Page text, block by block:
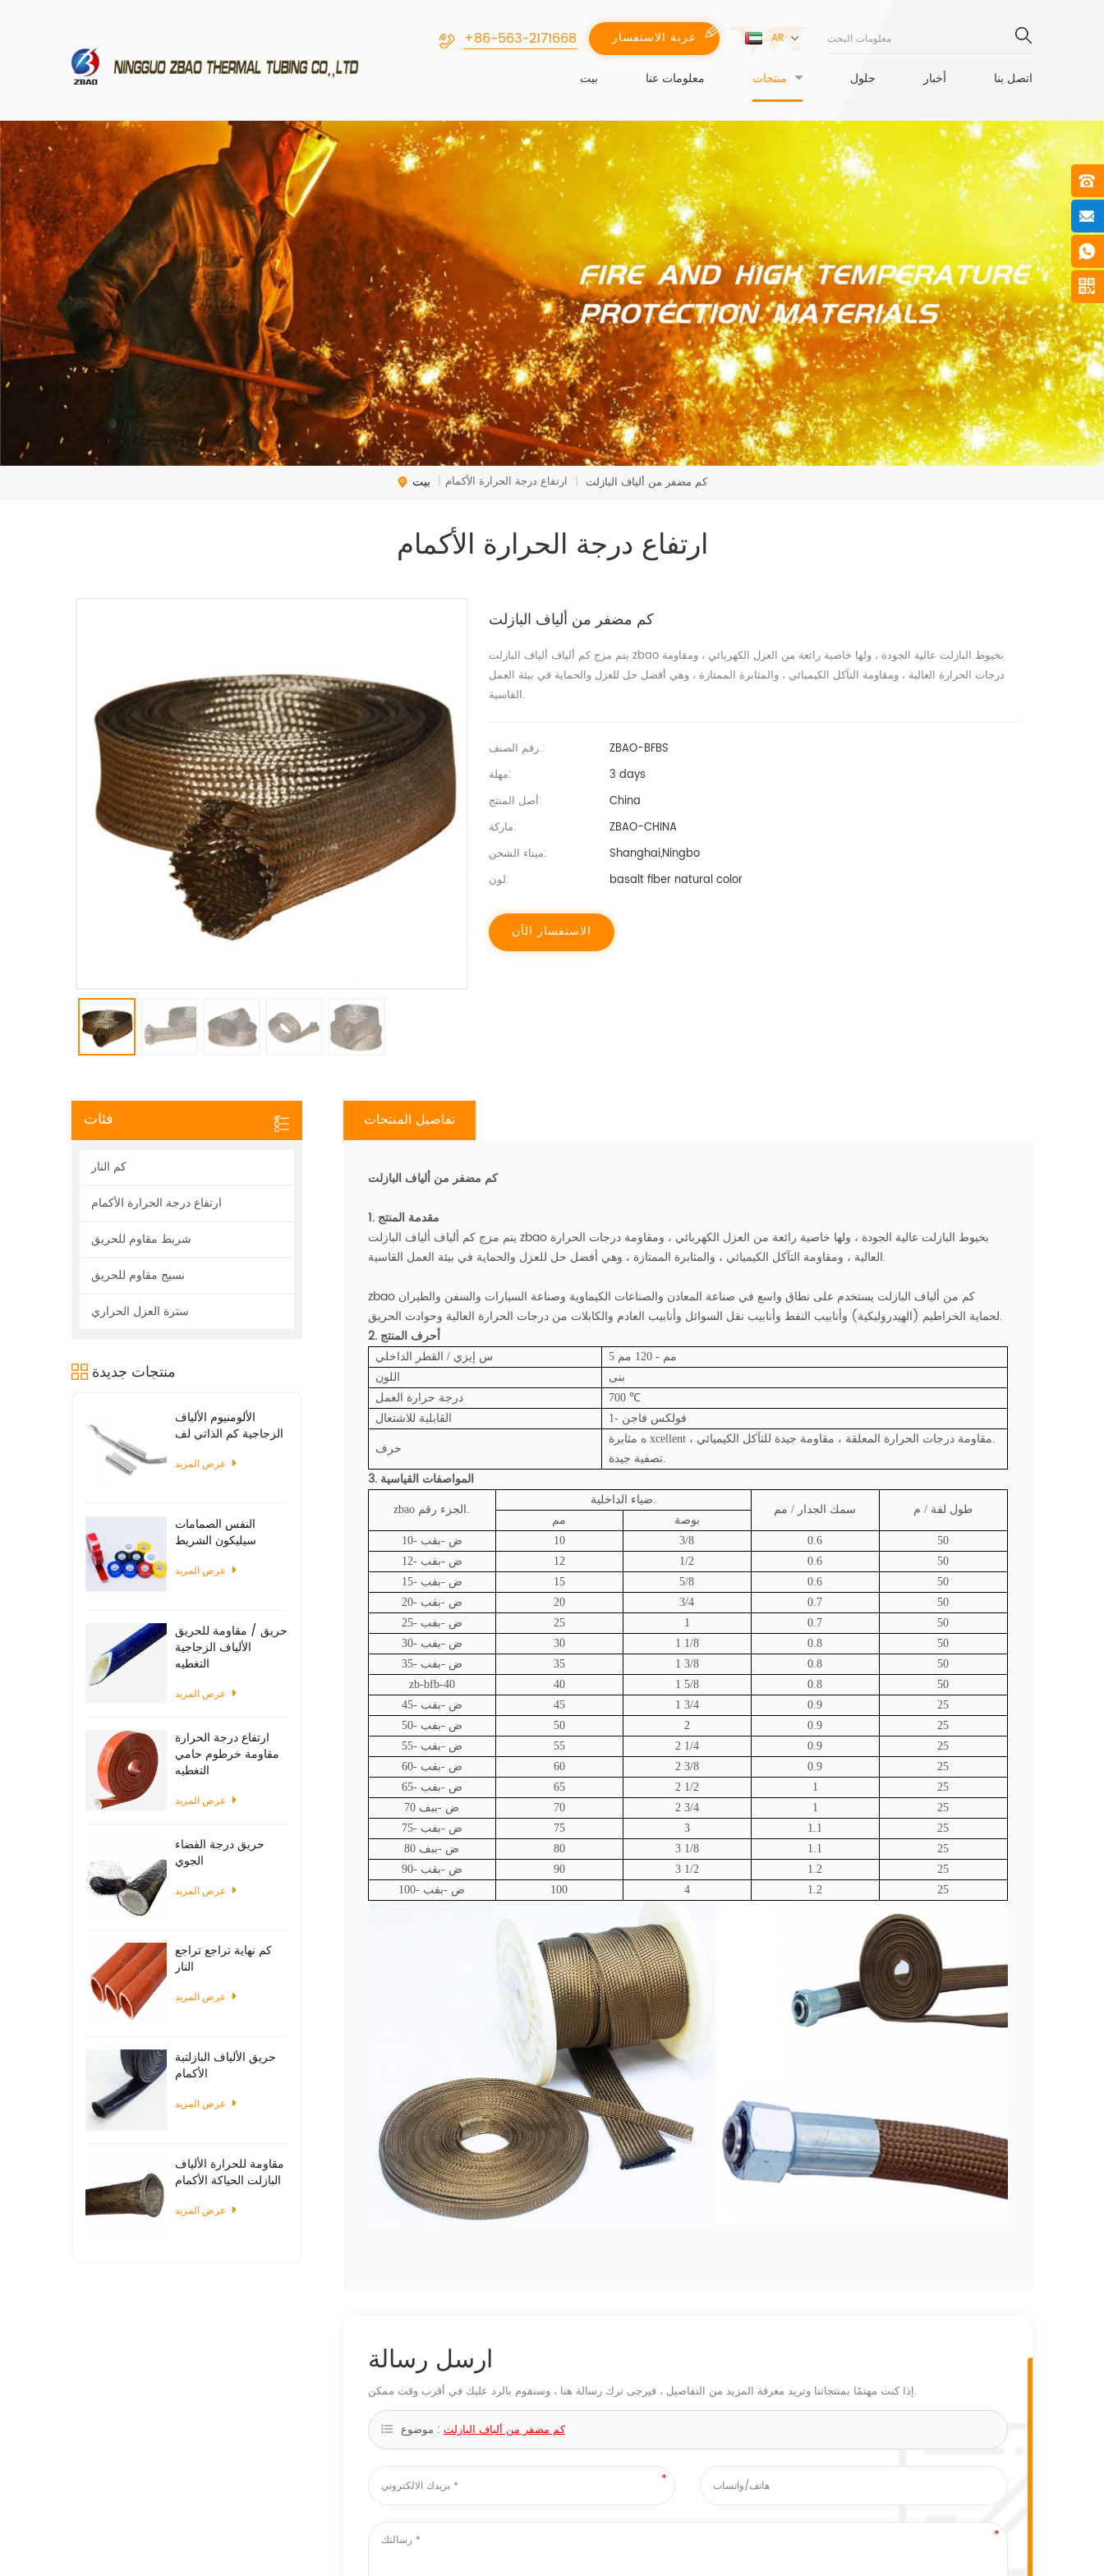
AR عربة الاستفسار +86-563-2171668
بيت معلومات عنا منتجات حلول أخبار اتصل بنا
بيت | ارتفاع درجة الحرارة الأكمام | كم مضفر من ألياف البازلت
ارتفاع درجة الحرارة الأكمام
كم مضفر من ألياف البازلت
يتم مزج كم ألياف ألياف البازلت zbao بخيوط البازلت عالية الجودة ، ولها خاصية رائعة من العزل الكهربائي ، ومقاومة
درجات الحرارة العالية ، ومقاومة التآكل الكيميائي ، والمثابرة الممتازة ، وهي أفضل حل للعزل والحماية في بيئة العمل
القاسية.
رقم الصنف.:
ZBAO-BFBS
مهلة:
3 days
أصل المنتج:
China
ماركة:
ZBAO-CHINA
ميناء الشحن:
Shanghai,Ningbo
لون:
basalt fiber natural color
الاستفسار الآن
تفاصيل المنتجات
كم مضفر من ألياف البازلت
1. مقدمة المنتج
يتم مزج كم ألياف ألياف البازلت zbao بخيوط البازلت عالية الجودة ، ولها خاصية رائعة من العزل الكهربائي ، ومقاومة درجات الحرارة
العالية ، ومقاومة التآكل الكيميائي ، والمثابرة الممتازة ، وهي أفضل حل للعزل والحماية في بيئة العمل القاسية.
zbao كم من ألياف البازلت يستخدم على نطاق واسع في صناعة المعادن والصناعات الكيماوية وصناعة السيارات والسفن والطيران
لحماية الخراطيم (الهيدروليكية) وأنابيب النفط وأنابيب نقل السوائل وأنابيب العادم والكابلات من درجات الحرارة العالية وحوادث الحريق.
2. أحرف المنتج
س إيزي / القطر الداخلي
5 مم - 120 مم
اللون
بنى
درجة حرارة العمل
700 ℃
القابلية للاشتعال
فولكس فاجن -1
حرف
ه
مثابرة xcellent ، مقاومة درجات الحرارة المعلقة ، مقاومة جيدة للتآكل الكيميائي.
تصفية جيدة.
3. المواصفات القياسية
zbao الجزء رقم.
ضياء الداخلية.
سمك الجدار / مم
طول لفة / م
مم
بوصة
ض -بفب -10 10 3/8 0.6
50
ض -بفب -12 12 1/2 0.6
50
ض -بفب -15 15 5/8 0.6
50
ض -بفب -20 20 3/4 0.7
50
ض -بفب -25 25 1 0.7
50
ض -بفب -30 30 1 1/8 0.8
50
ض -بفب -35 35 1 3/8 0.8
50
zb-bfb-40
40 1 5/8 0.8
50
ض -بفب -45 45 1 3/4 0.9
25
ض -بفب -50 50 2 0.9
25
ض -بفب -55 55 2 1/4 0.9
25
ض -بفب -60 60 2 3/8 0.9
25
ض -بفب -65 65 2 1/2 1
25
ض -ببف 70 70 2 3/4 1
25
ض -بفب -75 75 3 1.1
25
ض -ببف 80 80 3 1/8 1.1
25
ض -بفب -90 90 3 1/2 1.2
25
ض -بفب -100 100 4 1.2 25
ارسل رسالة
إذا كنت مهتمًا بمنتجاتنا وتريد معرفة المزيد من التفاصيل ، فيرجى ترك رسالة هنا ، وسنقوم بالرد عليك في أقرب وقت ممكن.
موضوع :كم مضفر من ألياف البازلت
فئات
كم النار
ارتفاع درجة الحرارة الأكمام
شريط مقاوم للحريق
نسيج مقاوم للحريق
سترة العزل الحراري
منتجات جديدة
الألومنيوم الألياف
الزجاجية كم الذاتي لف
عرض المزيد
النفس الصمامات
سيليكون الشريط
عرض المزيد
حريق / مقاومة للحريق
الألياف الزجاجية
التغطيه
عرض المزيد
ارتفاع درجة الحرارة
مقاومة خرطوم حامي
التغطيه
عرض المزيد
حريق درجة الفضاء
الجوي
عرض المزيد
كم نهاية تراجع تراجع
النار
عرض المزيد
حريق الألياف البازلتية
الأكمام
عرض المزيد
مقاومة للحرارة الألياف
البازلت الحياكة الأكمام
عرض المزيد